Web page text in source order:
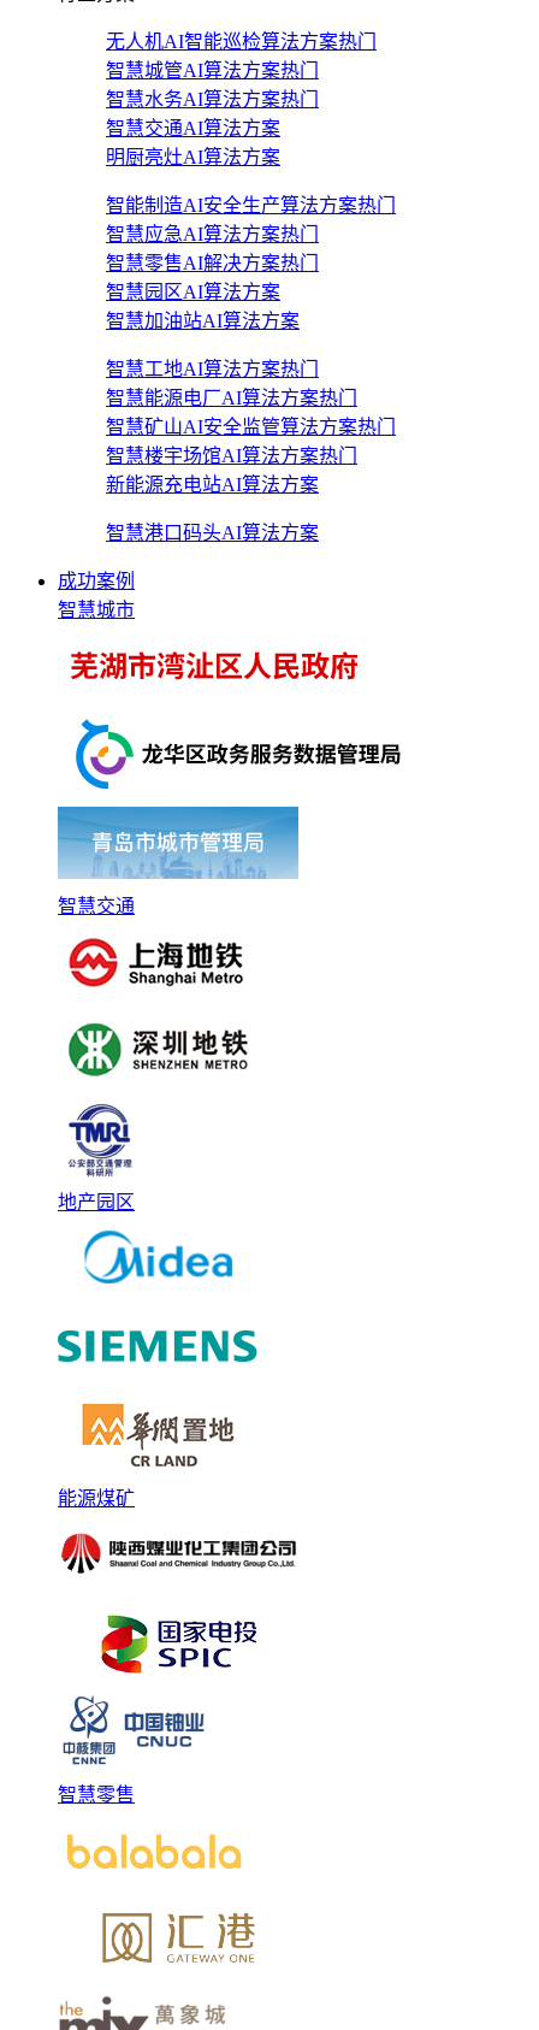
无人机AI智能巡检算法方案热门
智慧城管AI算法方案热门
智慧水务AI算法方案热门
智慧交通AI算法方案
明厨亮灶AI算法方案
智能制造AI安全生产算法方案热门
智慧应急AI算法方案热门
智慧零售AI解决方案热门
智慧园区AI算法方案
智慧加油站AI算法方案
智慧工地AI算法方案热门
智慧能源电厂AI算法方案热门
智慧矿山AI安全监管算法方案热门
智慧楼宇场馆AI算法方案热门
新能源充电站AI算法方案
智慧港口码头AI算法方案
成功案例
智慧城市
智慧交通
地产园区
能源煤矿
智慧零售